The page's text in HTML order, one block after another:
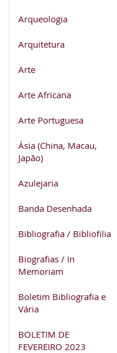
Arqueologia
Arquitetura
Arte
Arte Africana
Arte Portuguesa
Ásia (China, Macau,
Japão)
Azulejaria
Banda Desenhada
Bibliografia / Bibliofilia
Biografias / In
Memoriam
Boletim Bibliografia e
Vária
BOLETIM DE
FEVEREIRO 2023